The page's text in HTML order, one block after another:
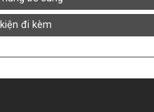
đi kèm